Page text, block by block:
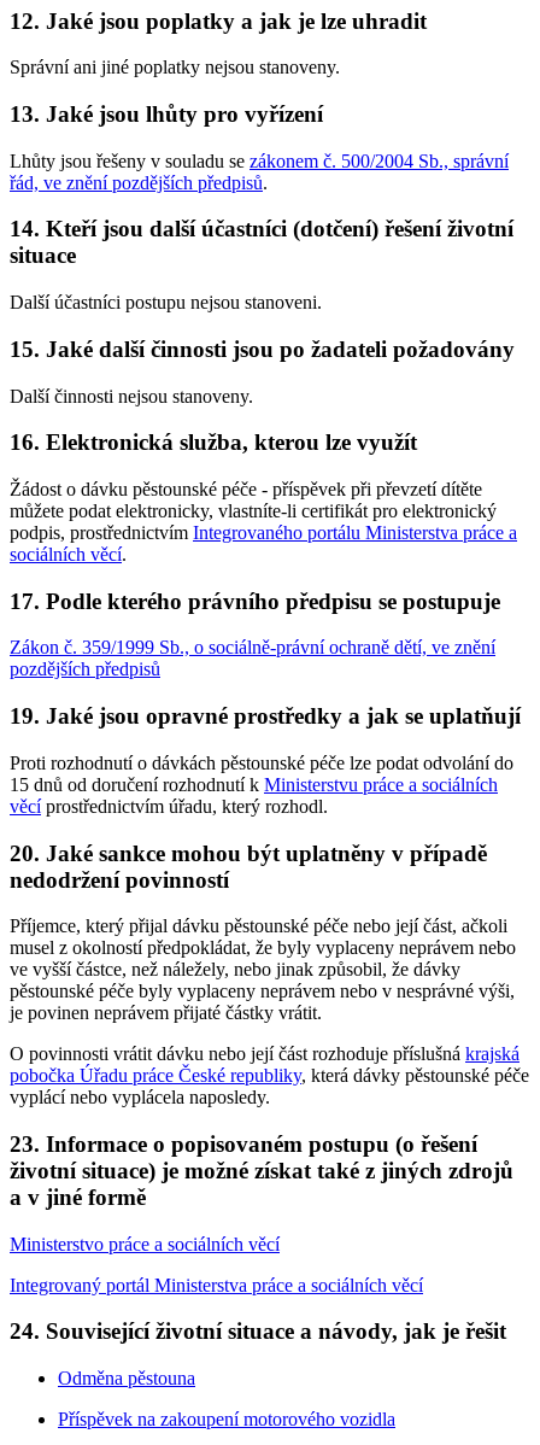
12. Jaké jsou poplatky a jak je lze uhradit
Správní ani jiné poplatky nejsou stanoveny.
13. Jaké jsou lhůty pro vyřízení
Lhůty jsou řešeny v souladu se zákonem č. 500/2004 Sb., správní
řád, ve znění pozdějších předpisů.
14. Kteří jsou další účastníci (dotčení) řešení životní
situace
Další účastníci postupu nejsou stanoveni.
15. Jaké další činnosti jsou po žadateli požadovány
Další činnosti nejsou stanoveny.
16. Elektronická služba, kterou lze využít
Žádost o dávku pěstounské péče - příspěvek při převzetí dítěte
můžete podat elektronicky, vlastníte-li certifikát pro elektronický
podpis, prostřednictvím Integrovaného portálu Ministerstva práce a
sociálních věcí.
17. Podle kterého právního předpisu se postupuje
Zákon č. 359/1999 Sb., o sociálně-právní ochraně dětí, ve znění
pozdějších předpisů
19. Jaké jsou opravné prostředky a jak se uplatňují
Proti rozhodnutí o dávkách pěstounské péče lze podat odvolání do
15 dnů od doručení rozhodnutí k Ministerstvu práce a sociálních
věcíprostřednictvím úřadu, který rozhodl.
20. Jaké sankce mohou být uplatněny v případě
nedodržení povinností
Příjemce, který přijal dávku pěstounské péče nebo její část, ačkoli
musel z okolností předpokládat, že byly vyplaceny neprávem nebo
ve vyšší částce, než náležely, nebo jinak způsobil, že dávky
pěstounské péče byly vyplaceny neprávem nebo v nesprávné výši,
je povinen neprávem přijaté částky vrátit.
O povinnosti vrátit dávku nebo její část rozhoduje příslušná krajská
pobočka Úřadu práce České republiky, která dávky pěstounské péče
vyplácí nebo vyplácela naposledy.
23. Informace o popisovaném postupu (o řešení
životní situace) je možné získat také z jiných zdrojů
a v jiné formě
Ministerstvo práce a sociálních věcí
Integrovaný portál Ministerstva práce a sociálních věcí
24. Související životní situace a návody, jak je řešit
Odměna pěstouna
Příspěvek na zakoupení motorového vozidla